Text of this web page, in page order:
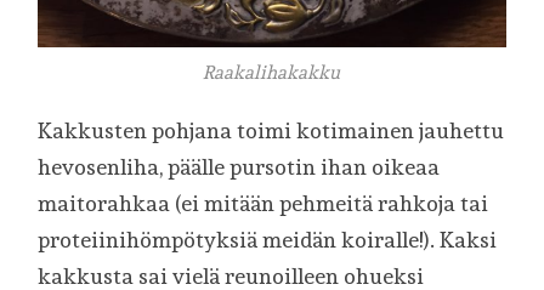
Raakalihakakku
Kakkusten pohjana toimi kotimainen jauhettu
hevosenliha, päälle pursotin ihan oikeaa
maitorahkaa (ei mitään pehmeitä rahkoja tai
proteiinihömpötyksiä meidän koiralle!). Kaksi
kakkusta sai vielä reunoilleen ohueksi